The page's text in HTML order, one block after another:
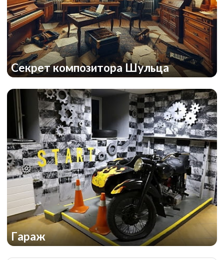
Cекрет композитора Шульца
Гараж